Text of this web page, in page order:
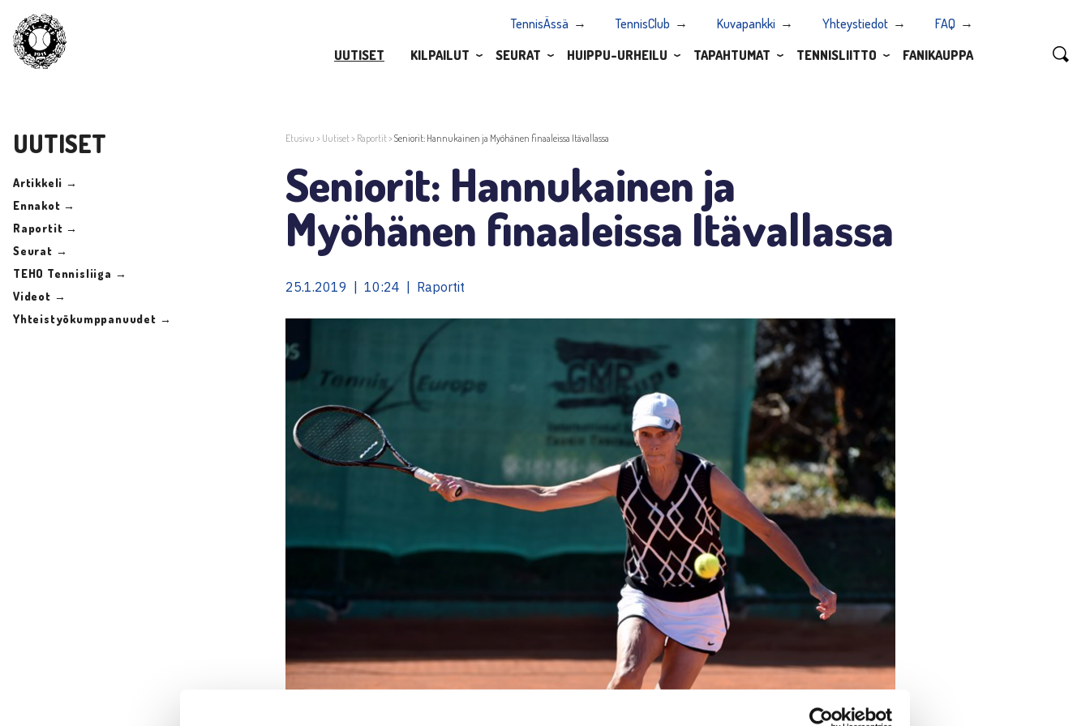
TennisÄssä TennisClub Kuvapankki Yhteystiedot
FAQ
UUTISET
KILPAILUT SEURAT HUIPPU-URHEILU TAPAHTUMAT TENNISLIITTO FANIKAUPPA
UUTISET
Artikkeli →
Ennakot →
Raportit →
Seurat →
TEHO Tennisliiga →
Videot →
Yhteistyökumppanuudet →
Etusivu > Uutiset> Raportit>Seniorit: Hannukainen ja Myöhänen finaaleissa Itävallassa
Seniorit: Hannukainen ja
Myöhänen finaaleissa Itävallassa
25.1.2019 | 10:24 | Raportit